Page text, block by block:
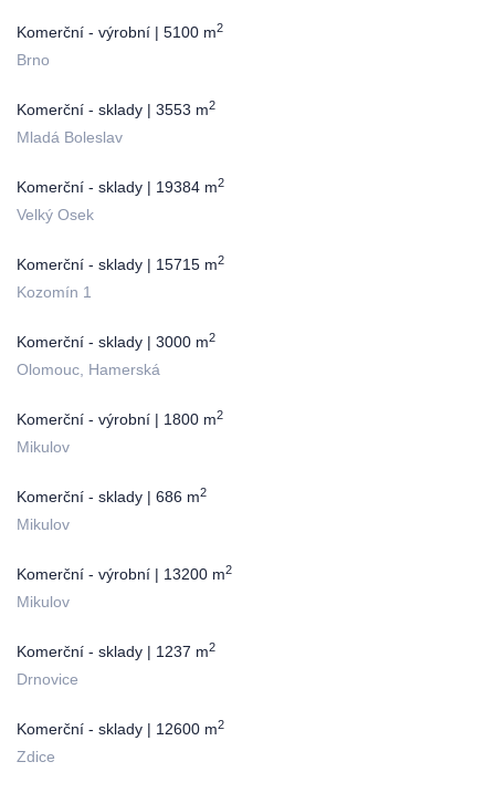
Komerční - výrobní | 5100 m2
Brno
Komerční - sklady | 3553 m2
Mladá Boleslav
Komerční - sklady | 19384 m2
Velký Osek
Komerční - sklady | 15715 m2
Kozomín 1
Komerční - sklady | 3000 m2
Olomouc, Hamerská
Komerční - výrobní | 1800 m2
Mikulov
Komerční - sklady | 686 m2
Mikulov
Komerční - výrobní | 13200 m2
Mikulov
Komerční - sklady | 1237 m2
Drnovice
Komerční - sklady | 12600 m2
Zdice